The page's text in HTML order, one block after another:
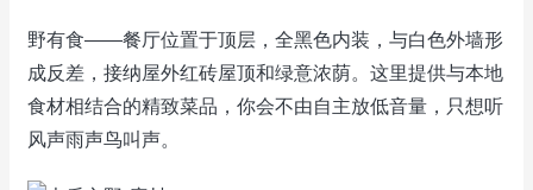
野有食——餐厅位置于顶层，全黑色内装，与白色外墙形
成反差，接纳屋外红砖屋顶和绿意浓荫。这里提供与本地
食材相结合的精致菜品，你会不由自主放低音量，只想听
风声雨声鸟叫声。